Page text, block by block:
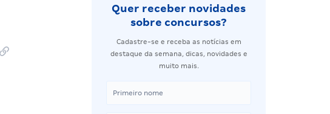
Quer receber novidades
sobre concursos?
Cadastre-se e receba as notícias em
destaque da semana, dicas, novidades e
muito mais.